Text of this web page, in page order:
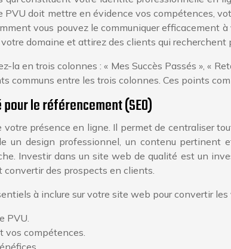
PVU doit mettre en évidence vos compétences,
vous pouvez le communiquer
domaine et attirez des clients qui
la en trois colonnes : « Mes Succès Passés », «
communs entre les trois colonnes. Ces points
le référencement (SEO)
présence en ligne. Il permet de centraliser
un design professionnel, un contenu
Investir dans un site web de qualité est un
convertir des prospects en clients.
à inclure sur votre site web pour convertir
PVU.
vos compétences.